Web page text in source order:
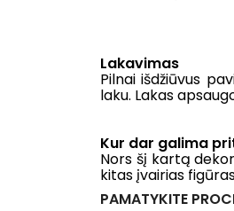
Lakavimas
Pilnai išdžiūvus
laku. Lakas
Kur dar galima
Nors šį kartą
kitas įvairias
PAMATYKITE